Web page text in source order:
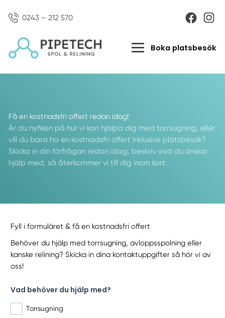
0243 – 212 570
Boka platsbesök
Få en kostnadsfri offert redan idag!
Är du nyfiken på hur vi kan hjälpa dig med torrsugning, eller
vill du bara ha en kostnadsfri offert inklusive platsbesök?
Skicka in din förfrågan redan idag, beskriv vad du önskar
hjälp med, så återkommer vi till dig inom kort.
Fyll i formuläret & få en kostnadsfri offert
Behöver du hjälp med torrsugning, avloppsspolning eller
kanske relining? Skicka in dina kontaktuppgifter så hör vi av
oss!
Vad behöver du hjälp med?
Torrsugning